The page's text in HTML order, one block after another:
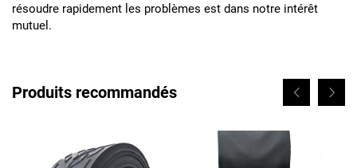
résoudre rapidement les problèmes est dans notre intérêt
mutuel.
Produits recommandés